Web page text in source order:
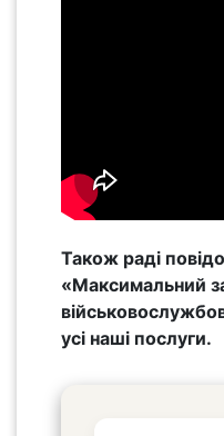
Також раді
«Максимальний
усі наші послуги.